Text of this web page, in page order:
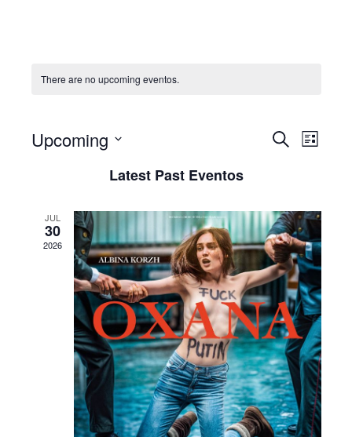
There are no upcoming eventos.
and
Views
Pesquisar
List
Upcoming
Latest Past Eventos
JUL
30
2026